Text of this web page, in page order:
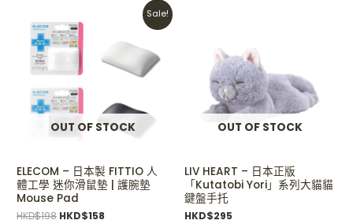
Sale!
OUT OF STOCK
ELECOM – 日本製 FITTIO 人
體工學 迷你滑鼠墊 | 護腕墊
Mouse Pad
HKD$198
price
was:
HKD$198.
HKD$158
Current
HKD$158.
OUT OF STOCK
LIV HEART – 日本正版
「Kutatobi Yori」系列大貓貓
鍵盤手托
HKD$295